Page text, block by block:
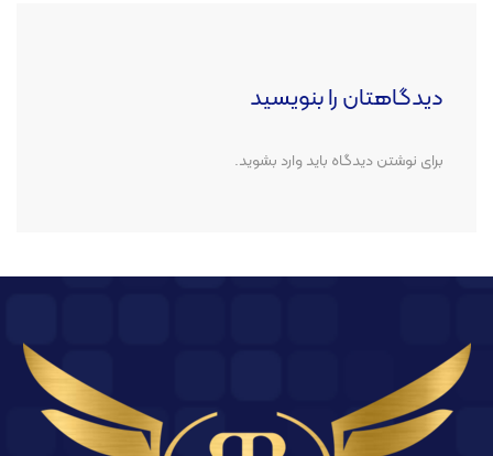
دیدگاهتان را بنویسید
برای نوشتن دیدگاه بایدوارد بشوید.